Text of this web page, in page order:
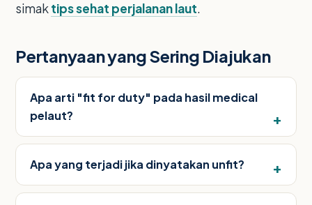
simaktips sehat perjalanan laut.
Pertanyaan yang Sering Diajukan
Apa arti "fit for duty" pada hasil medical
pelaut?
Apa yang terjadi jika dinyatakan unfit?